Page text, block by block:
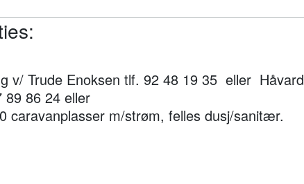
v/ Trude Enoksen tlf. 92 48 19 35 eller Håvard
89 86 24 eller
caravanplasser m/strøm, felles dusj/sanitær.